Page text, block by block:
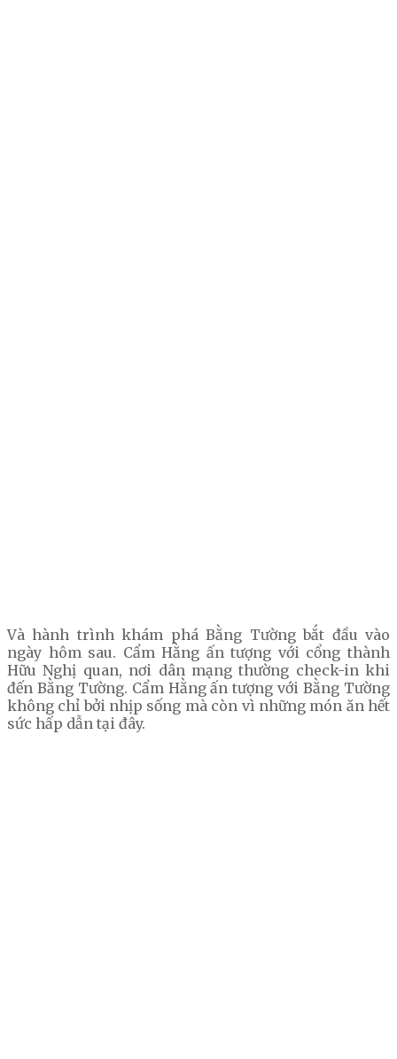
Và hành trình khám phá Bằng Tường bắt đầu vào
ngày hôm sau. Cẩm Hằng ấn tượng với cổng thành
Hữu Nghị quan, nơi dân mạng thường check-in khi
đến Bằng Tường. Cẩm Hằng ấn tượng với Bằng Tường
không chỉ bởi nhịp sống mà còn vì những món ăn hết
sức hấp dẫn tại đây.